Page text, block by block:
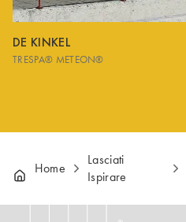
DE KINKEL
TRESPA® METEON®
Home
Lasciati
Ispirare